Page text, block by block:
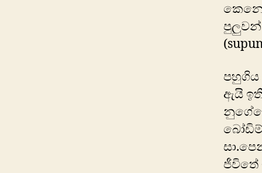
පහුගිය
ඇයි
ජීවිතේ